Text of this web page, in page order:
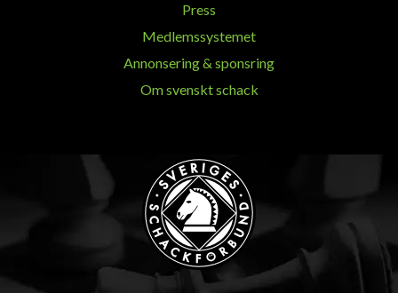
Press
Medlemssystemet
Annonsering & sponsring
Om svenskt schack